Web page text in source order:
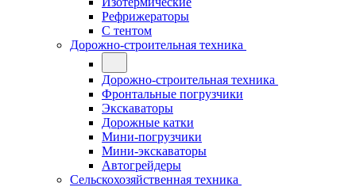
Рефрижераторы
С тентом
Дорожно-строительная техника
Дорожно-строительная техника
Фронтальные погрузчики
Экскаваторы
Дорожные катки
Мини-погрузчики
Мини-экскаваторы
Автогрейдеры
Сельскохозяйственная техника